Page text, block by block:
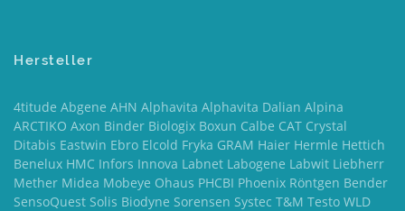
Hersteller
4titude Abgene AHN Alphavita Alphavita Dalian Alpina
ARCTIKO Axon Binder Biologix Boxun Calbe CAT Crystal
Ditabis Eastwin Ebro Elcold Fryka GRAM Haier Hermle Hettich
Benelux HMC Infors Innova Labnet Labogene Labwit Liebherr
Mether Midea Mobeye Ohaus PHCBI Phoenix Röntgen Bender
SensoQuest Solis Biodyne Sorensen Systec T&M Testo WLD